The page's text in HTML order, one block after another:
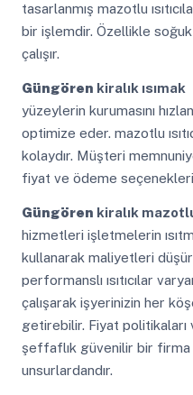
tasarlanmış mazotlu
bir işlemdir. Özellikle
çalışır.
Güngören kiralık ısımak
yüzeylerin kurumasını
optimize eder. mazotlu
kolaydır. Müşteri
fiyat ve ödeme
Güngören kiralık mazotlu
hizmetleri işletmelerin
kullanarak maliyetleri
performanslı ısıtıcılar
çalışarak işyerinizin her
getirebilir. Fiyat politikaları
şeffaflık güvenilir bir
unsurlardandır.